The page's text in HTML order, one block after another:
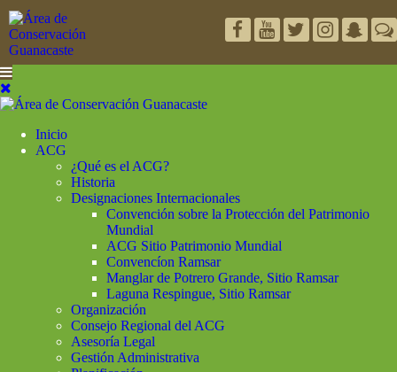
Inicio
ACG
¿Qué es el ACG?
Historia
Designaciones Internacionales
Convención sobre la Protección del Patrimonio
Mundial
ACG Sitio Patrimonio Mundial
Convencíon Ramsar
Manglar de Potrero Grande, Sitio Ramsar
Laguna Respingue, Sitio Ramsar
Organización
Consejo Regional del ACG
Asesoría Legal
Gestión Administrativa